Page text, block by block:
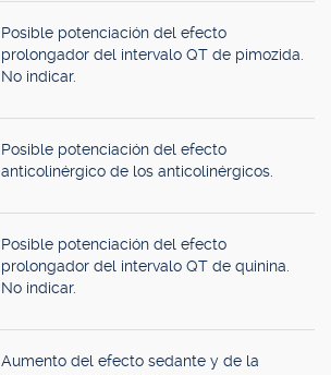
Posible potenciación del efecto
prolongador del intervalo QT de pimozida.
No indicar.
Posible potenciación del efecto
anticolinérgico de los anticolinérgicos.
Posible potenciación del efecto
prolongador del intervalo QT de quinina.
No indicar.
Aumento del efecto sedante y de la